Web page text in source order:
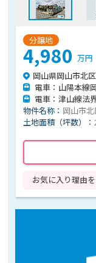
分譲地
4,980万円
岡山県岡山市北
電車：山陽本線
電車：津山線法
物件名称： 岡山市
土地面積（坪数）：
お気に入り理由